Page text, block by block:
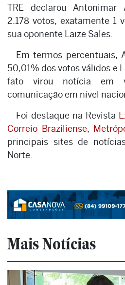
TRE declarou Antonimar
2.178 votos, exatamente 1
sua oponente Laize Sales.
Em termos percentuais,
50,01% dos votos válidos e
fato virou notícia em
comunicação em nível
Foi destaque na Revista
Correio Braziliense,
principais sites de
Norte.
Mais Notícias